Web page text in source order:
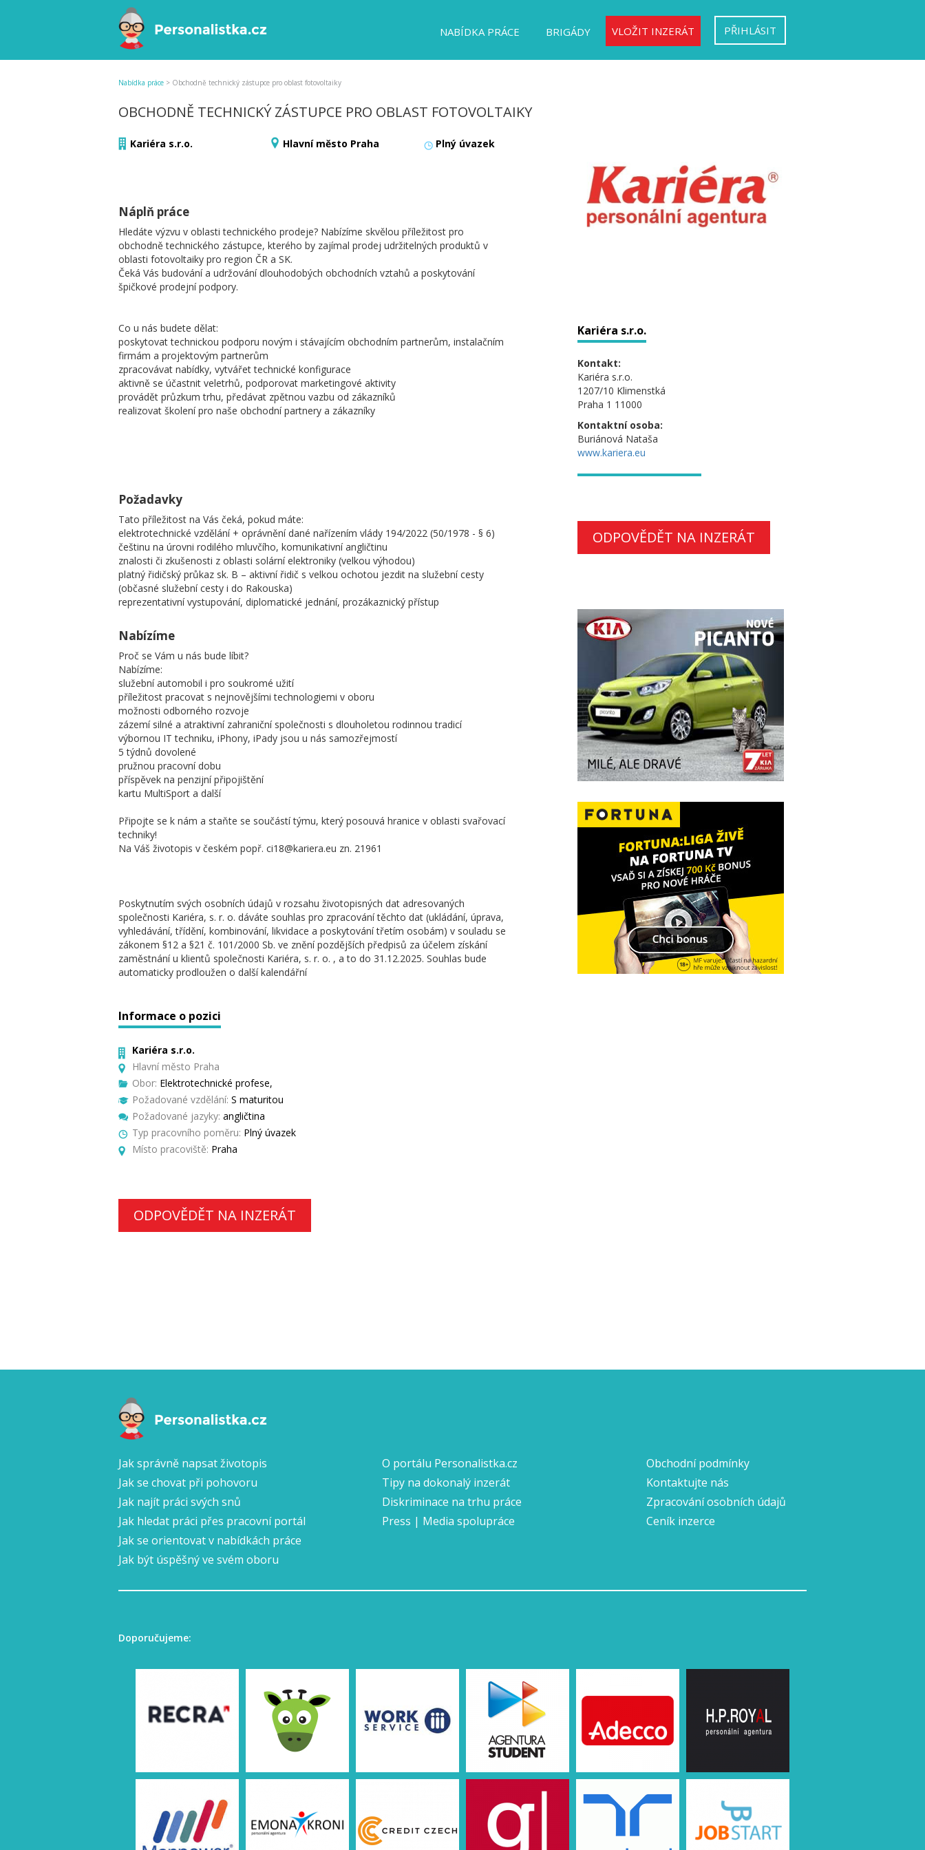
NABÍDKA PRÁCE BRIGÁDY VLOŽIT INZERÁT PŘIHLÁSIT
Nabídka práce > Obchodně technický zástupce pro oblast fotovoltaiky
OBCHODNĚ TECHNICKÝ ZÁSTUPCE PRO OBLAST FOTOVOLTAIKY
Kariéra s.r.o. Hlavní město Praha Plný úvazek
Náplň práce
Hledáte výzvu v oblasti technického prodeje? Nabízíme skvělou příležitost pro
obchodně technického zástupce, kterého by zajímal prodej udržitelných produktů v
oblasti fotovoltaiky pro region ČR a SK.
Čeká Vás budování a udržování dlouhodobých obchodních vztahů a poskytování
špičkové prodejní podpory.
Co u nás budete dělat:
poskytovat technickou podporu novým i stávajícím obchodním partnerům, instalačním
firmám a projektovým partnerům
zpracovávat nabídky, vytvářet technické konfigurace
aktivně se účastnit veletrhů, podporovat marketingové aktivity
provádět průzkum trhu, předávat zpětnou vazbu od zákazníků
realizovat školení pro naše obchodní partnery a zákazníky
Požadavky
Tato příležitost na Vás čeká, pokud máte:
elektrotechnické vzdělání + oprávnění dané nařízením vlády 194/2022 (50/1978 - § 6)
češtinu na úrovni rodilého mluvčího, komunikativní angličtinu
znalosti či zkušenosti z oblasti solární elektroniky (velkou výhodou)
platný řidičský průkaz sk. B – aktivní řidič s velkou ochotou jezdit na služební cesty
(občasné služební cesty i do Rakouska)
reprezentativní vystupování, diplomatické jednání, prozákaznický přístup
Nabízíme
Proč se Vám u nás bude líbit?
Nabízíme:
služební automobil i pro soukromé užití
příležitost pracovat s nejnovějšími technologiemi v oboru
možnosti odborného rozvoje
zázemí silné a atraktivní zahraniční společnosti s dlouholetou rodinnou tradicí
výbornou IT techniku, iPhony, iPady jsou u nás samozřejmostí
5 týdnů dovolené
pružnou pracovní dobu
příspěvek na penzijní připojištění
kartu MultiSport a další
Připojte se k nám a staňte se součástí týmu, který posouvá hranice v oblasti svařovací
techniky!
Na Váš životopis v českém popř. ci18@kariera.eu zn. 21961
Poskytnutím svých osobních údajů v rozsahu životopisných dat adresovaných
společnosti Kariéra, s. r. o. dáváte souhlas pro zpracování těchto dat (ukládání, úprava,
vyhledávání, třídění, kombinování, likvidace a poskytování třetím osobám) v souladu se
zákonem §12 a §21 č. 101/2000 Sb. ve znění pozdějších předpisů za účelem získání
zaměstnání u klientů společnosti Kariéra, s. r. o. , a to do 31.12.2025. Souhlas bude
automaticky prodloužen o další kalendářní
Informace o pozici
Kariéra s.r.o.
Hlavní město Praha
Obor: Elektrotechnické profese,
Požadované vzdělání: S maturitou
Požadované jazyky: angličtina
Typ pracovního poměru: Plný úvazek
Místo pracoviště: Praha
ODPOVĚDĚT NA INZERÁT
Kariéra s.r.o.
Kontakt:
Kariéra s.r.o.
1207/10 Klimenstká
Praha 1 11000
Kontaktní osoba:
Buriánová Nataša
www.kariera.eu
ODPOVĚDĚT NA INZERÁT
Jak správně napsat životopis
Jak se chovat při pohovoru
Jak najít práci svých snů
Jak hledat práci přes pracovní portál
Jak se orientovat v nabídkách práce
Jak být úspěšný ve svém oboru
O portálu Personalistka.cz
Tipy na dokonalý inzerát
Diskriminace na trhu práce
Press | Media spolupráce
Obchodní podmínky
Kontaktujte nás
Zpracování osobních údajů
Ceník inzerce
Doporučujeme: